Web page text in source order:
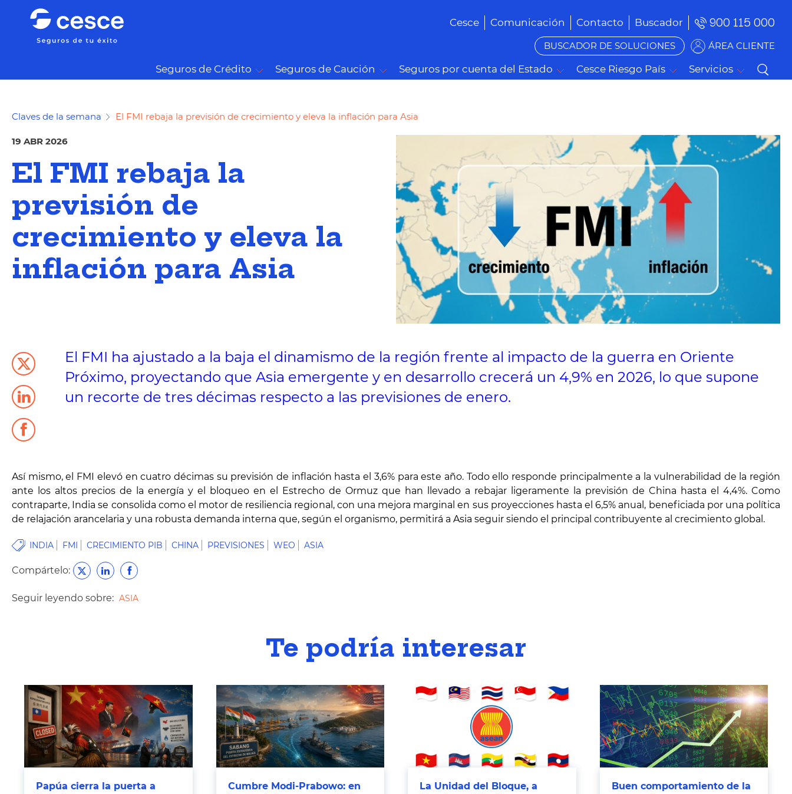
Cesce Comunicación Contacto Buscador 900 115 000
BUSCADOR DE SOLUCIONES ÁREA CLIENTE
Seguros de Crédito Seguros de Caución Seguros por cuenta del Estado Cesce Riesgo País Servicios
Claves de la semana El FMI rebaja la previsión de crecimiento y eleva la inflación para Asia
19 ABR 2026
El FMI rebaja la
previsión de
crecimiento y eleva la
inflación para Asia
El FMI ha ajustado a la baja el dinamismo de la región frente al impacto de la guerra en Oriente
Próximo, proyectando que Asia emergente y en desarrollo crecerá un 4,9% en 2026, lo que supone
un recorte de tres décimas respecto a las previsiones de enero.
Así mismo, el FMI elevó en cuatro décimas su previsión de inflación hasta el 3,6% para este año. Todo ello responde principalmente a la vulnerabilidad de la región
ante los altos precios de la energía y el bloqueo en el Estrecho de Ormuz que han llevado a rebajar ligeramente la previsión de China hasta el 4,4%. Como
contraparte, India se consolida como el motor de resiliencia regional, con una mejora marginal en sus proyecciones hasta el 6,5% anual, beneficiada por una política
de relajación arancelaria y una robusta demanda interna que, según el organismo, permitirá a Asia seguir siendo el principal contribuyente al crecimiento global.
INDIA FMI CRECIMIENTO PIB CHINA PREVISIONES WEO ASIA
Compártelo:
Seguir leyendo sobre: ASIA
Te podría interesar
Papúa cierra la puerta a
Cumbre Modi-Prabowo: en
La Unidad del Bloque, a
Buen comportamiento de la